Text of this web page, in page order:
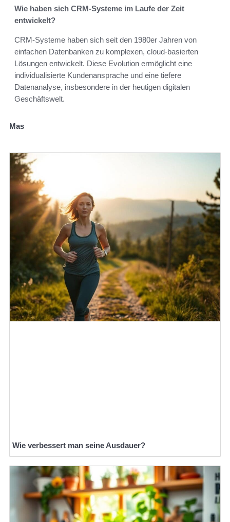
Wie haben sich CRM-Systeme im Laufe der Zeit
entwickelt?
CRM-Systeme haben sich seit den 1980er Jahren von
einfachen Datenbanken zu komplexen, cloud-basierten
Lösungen entwickelt. Diese Evolution ermöglicht eine
individualisierte Kundenansprache und eine tiefere
Datenanalyse, insbesondere in der heutigen digitalen
Geschäftswelt.
Mas
Wie verbessert man seine Ausdauer?